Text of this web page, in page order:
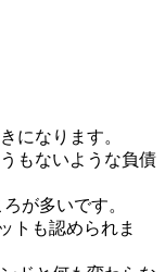
になります。
もないような負債
が多いです。
トも認められま